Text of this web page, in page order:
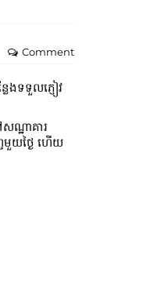
Comment
ែងទទួលភ្ញៀវ
ណ្ឋាគារ
មួយថ្ងៃ ហើយ